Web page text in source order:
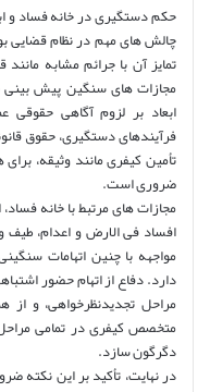
حکم دستگیری در خانه فساد و
چالش های مهم در نظام قضایی
تمایز آن با جرائم مشابه
مجازات های سنگین پیش بینی
ابعاد بر لزوم آگاهی
فرآیندهای دستگیری، حقوق
تأمین کیفری مانند وثیقه،
ضروری است.
مجازات های مرتبط با خانه
افساد فی الارض و اعدام، طیف
مواجهه با چنین اتهامات
دارد. دفاع از اتهام حضور
مراحل تجدیدنظرخواهی، و
متخصص کیفری در تمامی
دگرگون سازد.
در نهایت، تأکید بر این نکته